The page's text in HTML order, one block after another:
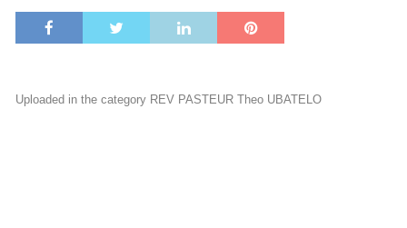
Uploaded in the category REV PASTEUR Theo UBATELO